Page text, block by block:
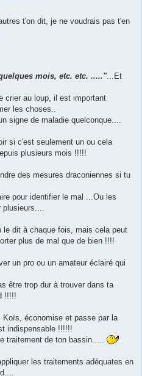
t'on dit, je ne voudrais pas t'en
mois, etc. etc. ....."...Et
crier au loup, il est important
les choses..
signe de maladie quelconque....
si c'est seulement un ou cela
plusieurs mois !!!!!
des mesures draconiennes si tu
pour identifier le mal ...Ou les
dit à chaque fois, mais cela peut
plus de mal que de bien !!!!
un pro ou un amateur éclairé qui
être trop dur à trouver dans ta
!!!!!
Koïs, économise et passe par la
indispensable !!!!!!
traitement de ton bassin.....
les traitements adéquates en